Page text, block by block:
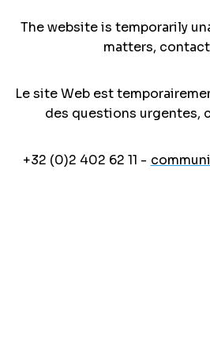
The website is temporarily
matters,
Le site Web est
des questions urgentes,
+32 (0)2 402 62 11 -